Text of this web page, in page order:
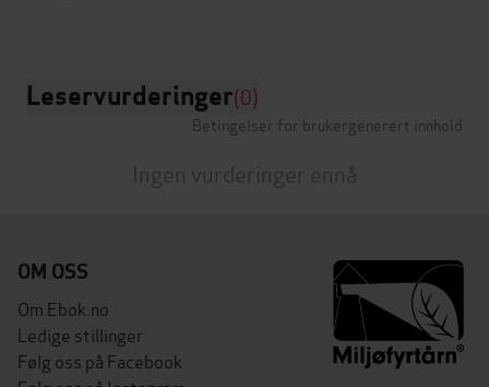
Leservurderinger(0)
Betingelser for brukergenerert innhold
Ingen vurderinger ennå
OM OSS
Om Ebok.no
Ledige stillinger
Følg oss på Facebook